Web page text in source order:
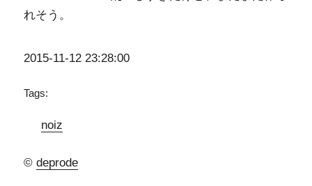
れそう。
2015-11-12 23:28:00
Tags:
noiz
© deprode